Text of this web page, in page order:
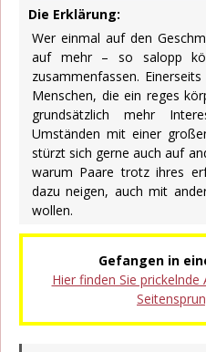
Die Erklärung:
Wer einmal auf den
auf mehr – so salopp
zusammenfassen.
Menschen, die ein reges
grundsätzlich mehr
Umständen mit einer
stürzt sich gerne auch auf
warum Paare trotz ihres
dazu neigen, auch mit
wollen.
Gefangen in
Hier finden Sie